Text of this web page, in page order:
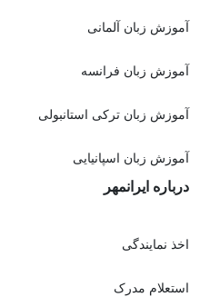
آموزش زبان آلمانی
آموزش زبان فرانسه
آموزش زبان ترکی استانبولی
آموزش زبان اسپانیایی
درباره ایرانمهر
اخذ نمايندگی
استعلام مدرک